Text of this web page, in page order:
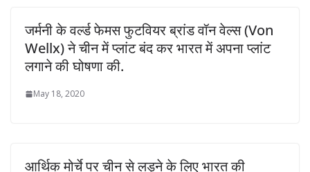
जर्मनी के वर्ल्ड फेमस फुटवियर ब्रांड वॉन वेल्स (Von
Wellx) ने चीन में प्लांट बंद कर भारत में अपना प्लांट
लगाने की घोषणा की.
May 18, 2020
आर्थिक मोर्चे पर चीन से लड़ने के लिए भारत की